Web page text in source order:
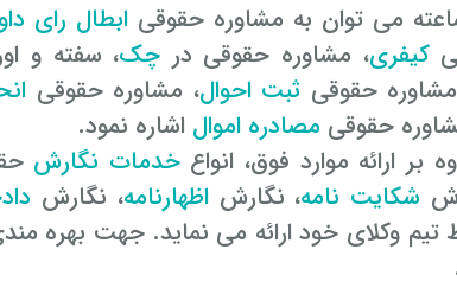
ابطال رای
کیفری، مشاوره حقوقی در چک، سفته و
حقوقی ثبت احوال، مشاوره حقوقی
حقوقی مصادره اموال اشاره نمود.
خدمات نگارش
شکایت نامه، نگارشاظهارنامه، نگارش
تیم وکلای خود ارائه می نماید. جهت بهره